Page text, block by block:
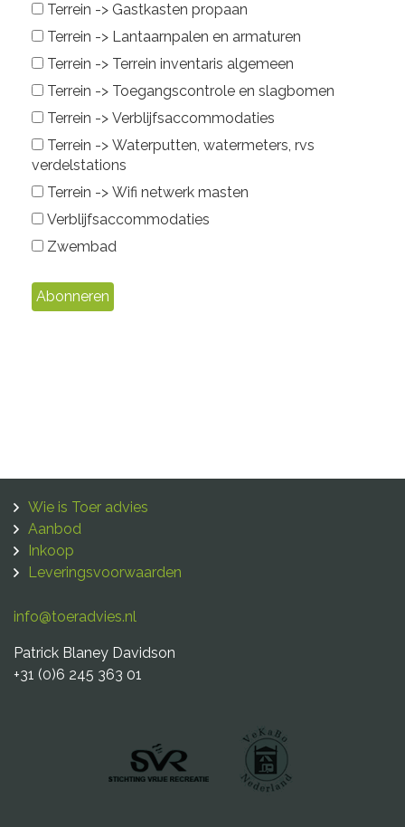
Terrein -> Gastkasten propaan
Terrein -> Lantaarnpalen en armaturen
Terrein -> Terrein inventaris algemeen
Terrein -> Toegangscontrole en slagbomen
Terrein -> Verblijfsaccommodaties
Terrein -> Waterputten, watermeters, rvs
verdelstations
Terrein -> Wifi netwerk masten
Verblijfsaccommodaties
Zwembad
Wie is Toer advies
Aanbod
Inkoop
Leveringsvoorwaarden
info@toeradvies.nl
Patrick Blaney Davidson
+31 (0)6 245 363 01